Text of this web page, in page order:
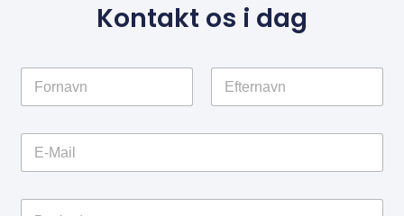
Kontakt os i dag
m
a